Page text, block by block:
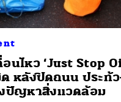
นไหว ‘Just Stop
หลังปิดถนน ประท้
ปัญหาสิ่งแวดล้อม